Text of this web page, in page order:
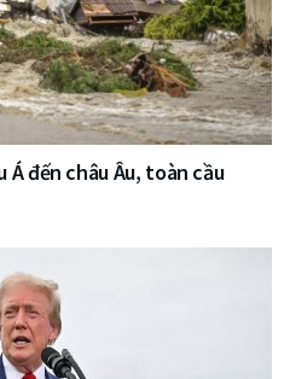
đến châu Âu, toàn cầu